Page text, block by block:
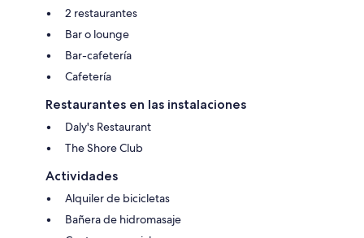
2 restaurantes
Bar o lounge
Bar-cafetería
Cafetería
Restaurantes en las instalaciones
Daly's Restaurant
The Shore Club
Actividades
Alquiler de bicicletas
Bañera de hidromasaje